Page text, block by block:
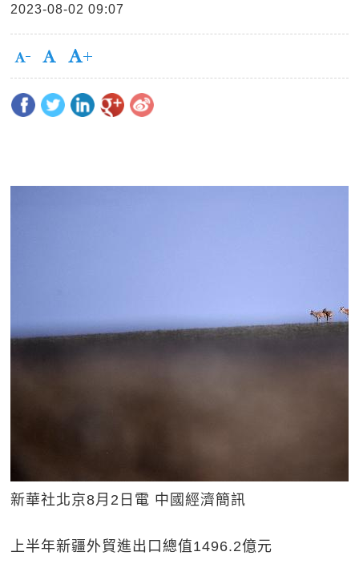
2023-08-02 09:07
新華社北京8月2日電 中國經濟簡訊
上半年新疆外貿進出口總值1496.2億元